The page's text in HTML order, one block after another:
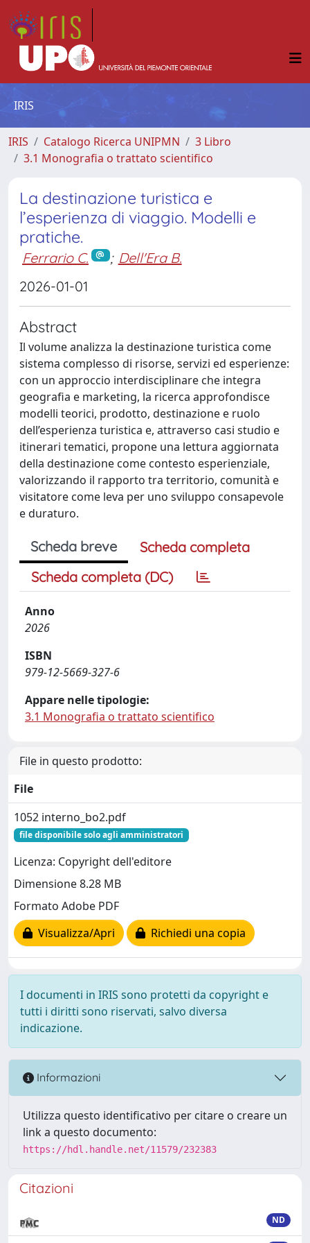
IRIS
IRIS Catalogo Ricerca UNIPMN
3 Libro
3.1 Monografia o trattato scientifico
La destinazione turistica e
l’esperienza di viaggio. Modelli e
pratiche.
Ferrario C. ; Dell'Era B.
2026-01-01
Abstract
Il volume analizza la destinazione turistica come
sistema complesso di risorse, servizi ed esperienze:
con un approccio interdisciplinare che integra
geografia e marketing, la ricerca approfondisce
modelli teorici, prodotto, destinazione e ruolo
dell’esperienza turistica e, attraverso casi studio e
itinerari tematici, propone una lettura aggiornata
della destinazione come contesto esperienziale,
valorizzando il rapporto tra territorio, comunità e
visitatore come leva per uno sviluppo consapevole
e duraturo.
Scheda breve
Scheda completa
Scheda completa (DC)
Anno
2026
ISBN
979-12-5669-327-6
Appare nelle tipologie:
3.1 Monografia o trattato scientifico
File in questo prodotto:
File
1052 interno_bo2.pdf
file disponibile solo agli amministratori
Licenza: Copyright dell'editore
Dimensione 8.28 MB
Formato Adobe PDF
Visualizza/Apri
Richiedi una copia
I documenti in IRIS sono protetti da copyright e
tutti i diritti sono riservati, salvo diversa
indicazione.
Informazioni
Utilizza questo identificativo per citare o creare un
link a questo documento:
https://hdl.handle.net/11579/232383
Citazioni
ND